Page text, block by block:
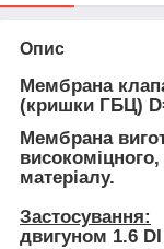
Опис
Мембрана
(кришки ГБЦ)
Мембрана
матеріалу.
Застосування:
двигуном 1.6